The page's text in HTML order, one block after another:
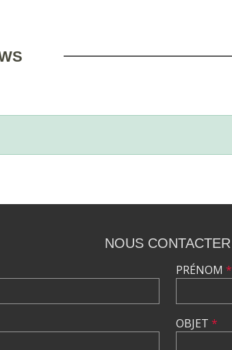
NOUS CONTACTER
PRÉNOM *
OBJET *